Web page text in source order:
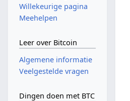
Willekeurige pagina
Meehelpen
Leer over Bitcoin
Algemene informatie
Veelgestelde vragen
Dingen doen met BTC